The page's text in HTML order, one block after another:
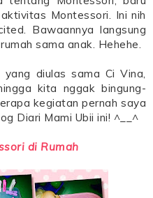
Montessori. Ini nih
Bawaannya langsung
sama anak. Hehehe.
diulas sama Ci Vina,
kita nggak bingung-
kegiatan pernah saya
Diari Mami Ubii ini! ^__^
di Rumah